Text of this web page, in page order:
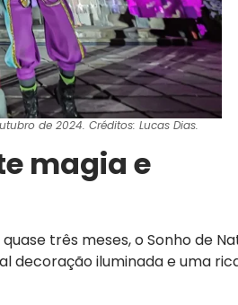
de 2024. Créditos: Lucas Dias.
magia e
três meses, o Sonho de
decoração iluminada e uma